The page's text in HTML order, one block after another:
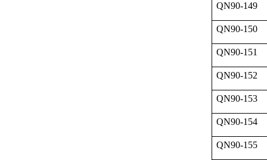
QN90-149
QN90-150
QN90-151
QN90-152
QN90-153
QN90-154
QN90-155